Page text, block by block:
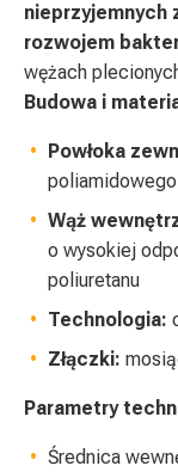
nieprzyjemnych
rozwojem
wężach
Budowa i
Powłoka
poliamidowego
Wąż
o wysokiej
poliuretanu
Technologia:
Złączki:
Parametry
Średnica